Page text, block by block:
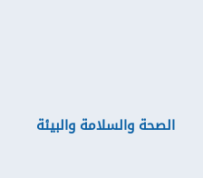
الصحة والسلامة والبيئة